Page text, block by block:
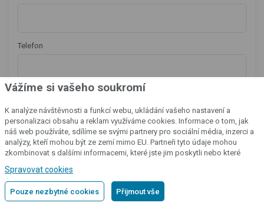
Telefon
Vážíme si vašeho soukromí
K analýze návštěvnosti a funkcí webu, ukládání vašeho nastavení a
personalizaci obsahu a reklam využíváme cookies. Informace o tom, jak
náš web používáte, sdílíme se svými partnery pro sociální média, inzerci a
analýzy, kteří mohou být ze zemí mimo EU. Partneři tyto údaje mohou
zkombinovat s dalšími informacemi, které jste jim poskytli nebo které
Spravovat cookies
Pouze nezbytné cookies Přijmout vše